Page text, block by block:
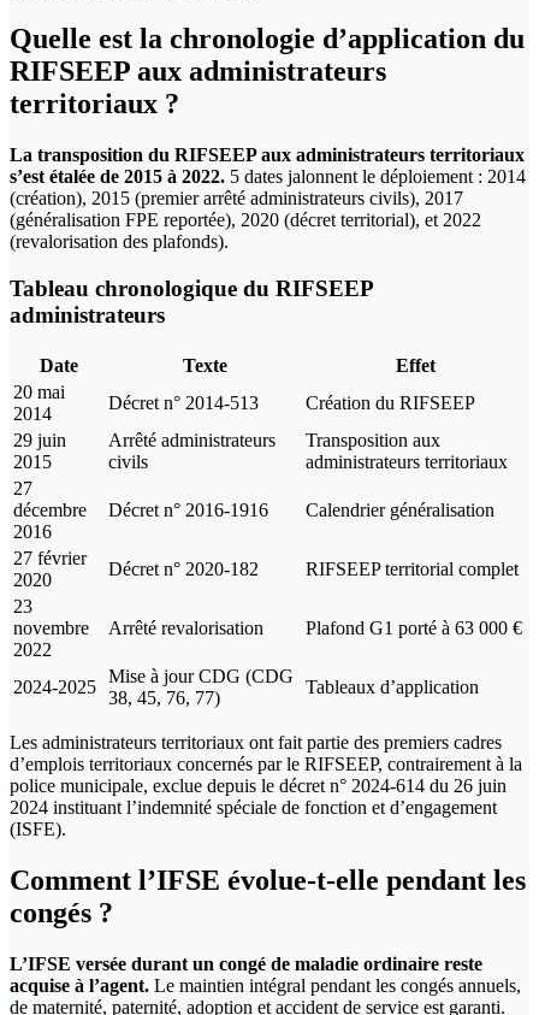
Quelle est la chronologie d’application du
RIFSEEP aux administrateurs
territoriaux ?
La transposition du RIFSEEP aux administrateurs territoriaux
s’est étalée de 2015 à 2022. 5 dates jalonnent le déploiement : 2014
(création), 2015 (premier arrêté administrateurs civils), 2017
(généralisation FPE reportée), 2020 (décret territorial), et 2022
(revalorisation des plafonds).
Tableau chronologique du RIFSEEP
administrateurs
Date Texte
Effet
20 mai
2014
Décret n° 2014-513
Création du RIFSEEP
29 juin
2015
Arrêté administrateurs
civils
Transposition aux
administrateurs territoriaux
27
décembre
2016
Décret n° 2016-1916 Calendrier généralisation
27 février
2020
Décret n° 2020-182
RIFSEEP territorial complet
23
novembre
2022
Arrêté revalorisation Plafond G1 porté à 63 000 €
2024-2025
Mise à jour CDG (CDG
38, 45, 76, 77)
Tableaux d’application
Les administrateurs territoriaux ont fait partie des premiers cadres
d’emplois territoriaux concernés par le RIFSEEP, contrairement à la
police municipale, exclue depuis le décret n° 2024-614 du 26 juin
2024 instituant l’indemnité spéciale de fonction et d’engagement
(ISFE).
Comment l’IFSE évolue-t-elle pendant les
congés ?
L’IFSE versée durant un congé de maladie ordinaire reste
acquise à l’agent. Le maintien intégral pendant les congés annuels,
de maternité, paternité, adoption et accident de service est garanti.